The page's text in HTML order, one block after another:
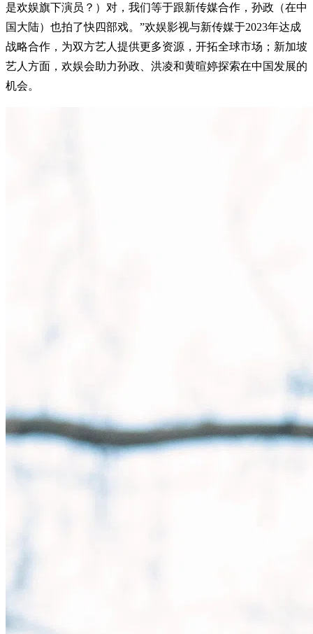
是欢娱旗下演员？）对，我们等于跟新传媒合作，孙政（在中
国大陆）也拍了快四部戏。”欢娱影视与新传媒于2023年达成
战略合作，为双方艺人提供更多资源，开拓全球市场；新加坡
艺人方面，欢娱会助力孙政、洪凌和黄暄婷探索在中国发展的
机会。